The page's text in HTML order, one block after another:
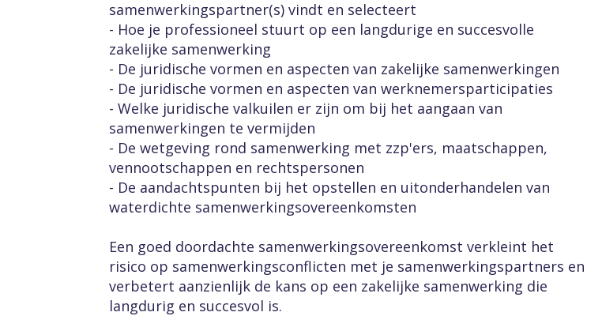
samenwerkingspartner(s) vindt en selecteert
- Hoe je professioneel stuurt op een langdurige en succesvolle
zakelijke samenwerking
- De juridische vormen en aspecten van zakelijke samenwerkingen
- De juridische vormen en aspecten van werknemersparticipaties
- Welke juridische valkuilen er zijn om bij het aangaan van
samenwerkingen te vermijden
- De wetgeving rond samenwerking met zzp'ers, maatschappen,
vennootschappen en rechtspersonen
- De aandachtspunten bij het opstellen en uitonderhandelen van
waterdichte samenwerkingsovereenkomsten
Een goed doordachte samenwerkingsovereenkomst verkleint het
risico op samenwerkingsconflicten met je samenwerkingspartners en
verbetert aanzienlijk de kans op een zakelijke samenwerking die
langdurig en succesvol is.